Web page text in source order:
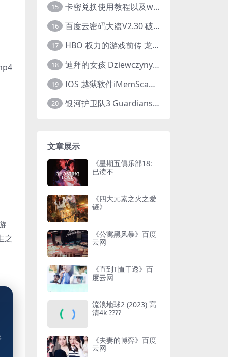
之
15 卡密兑换使用教程以及windows使用教程
16 百度云密码大盗V2.30 破解分享链接提取码
17 HBO 权力的游戏前传 龙之家族 House of the Dragon (2022) 中字 1080P 更新4集
18 迪拜的女孩 Dziewczyny z Dubaju (2021) 1080P 中字
19 IOS 越狱软件iMemScan version1.2.6 游戏内存修改器
20 银河护卫队3 Guardians of the Galaxy Vol. 3 (2023)4K高清资源1080p只分享精品
文章展示
《星期五俱乐部18:
已读不
《四大元素之火之爱
链》
《公寓黑风暴》百度
云网
《直到T恤干透》百
度云网
流浪地球2 (2023) 高
清4k ????
《夫妻的博弈》百度
云网